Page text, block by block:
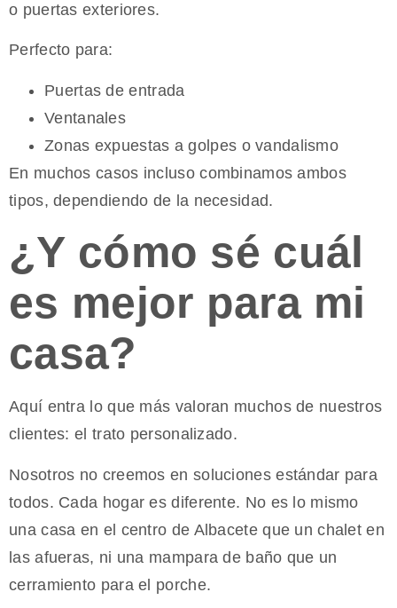
o puertas exteriores.
Perfecto para:
Puertas de entrada
Ventanales
Zonas expuestas a golpes o vandalismo
En muchos casos incluso combinamos ambos
tipos, dependiendo de la necesidad.
¿Y cómo sé cuál
es mejor para mi
casa?
Aquí entra lo que más valoran muchos de nuestros
clientes: el trato personalizado.
Nosotros no creemos en soluciones estándar para
todos. Cada hogar es diferente. No es lo mismo
una casa en el centro de Albacete que un chalet en
las afueras, ni una mampara de baño que un
cerramiento para el porche.